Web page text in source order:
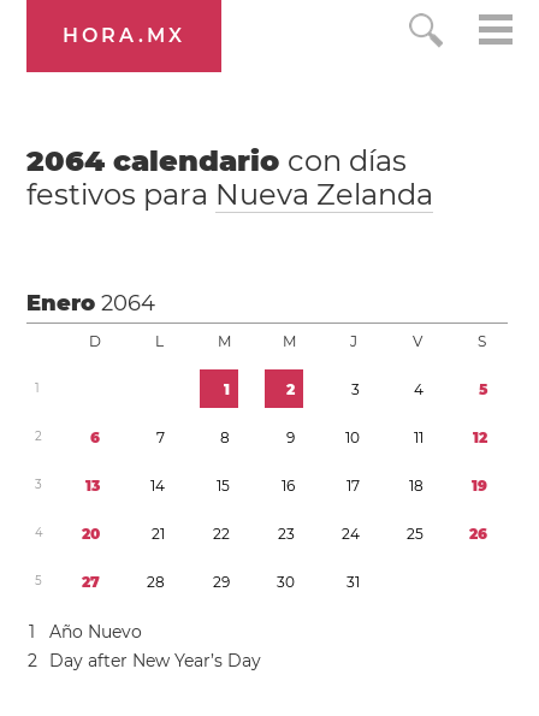
HORA.MX
2064 calendario con días
festivos para Nueva Zelanda
Enero2064
D L M M J V S
1 1 2 3 4 5
2 6 7 8 9 10 11 12
3 13 14 15 16 17 18 19
4 20 21 22 23 24 25 26
5 27 28 29 30 31
1
Año Nuevo
2
Day after New Year’s Day